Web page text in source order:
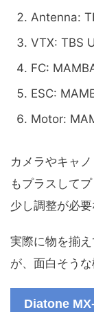
Antenna:
VTX: TBS
FC:
ESC:
Motor:
カメラやキャ
もプラスして
少し調整が必要
実際に物を揃
が、面白そうな
Diatone